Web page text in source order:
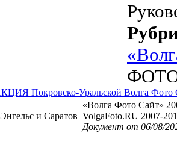
Покровско-Уральской Волга Фото
Энгельс и Саратов
«Волга Фото Сайт»
VolgaFoto.RU 2007-
Документ от 06/08/